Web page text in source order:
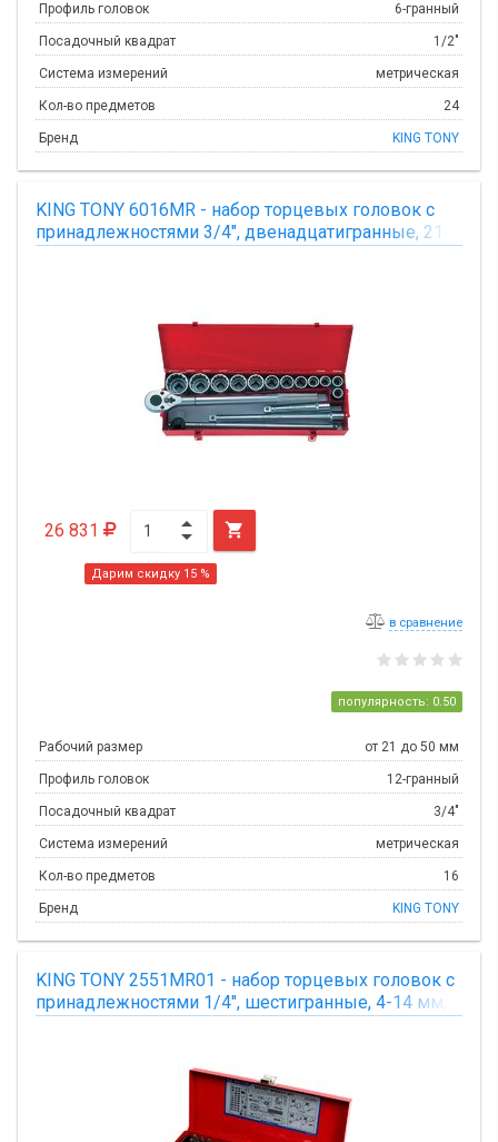
Профиль головок 6-гранный
Посадочный квадрат 1/2"
Система измерений метрическая
Кол-во предметов 24
Бренд KING TONY
KING TONY 6016MR - набор торцевых головок с
принадлежностями 3/4", двенадцатигранные, 21-
26 831 
Дарим скидку 15 %
в сравнение
популярность: 0.50
Рабочий размер от 21 до 50 мм
Профиль головок 12-гранный
Посадочный квадрат 3/4"
Система измерений метрическая
Кол-во предметов 16
Бренд KING TONY
KING TONY 2551MR01 - набор торцевых головок с
принадлежностями 1/4", шестигранные, 4-14 мм,